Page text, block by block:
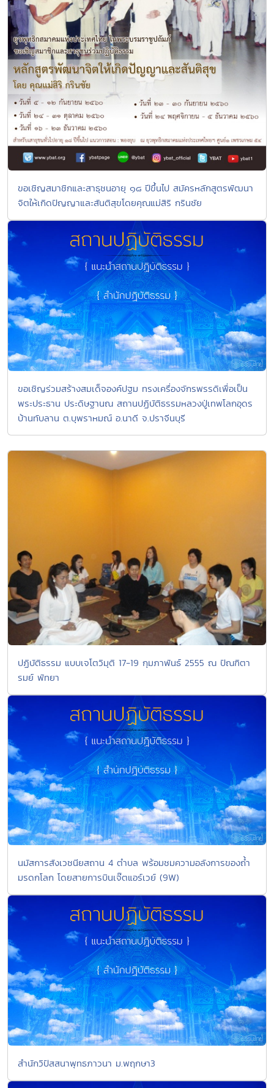
ขอเชิญสมาชิกและสาธุชนอายุ ๑๘ ปีขึ้นไป สมัครหลักสูตรพัฒนา
จิตให้เกิดปัญญาและสันติสุขโดยคุณแม่สิริ กรินชัย
ขอเชิญร่วมสร้างสมเด็จองค์ปฐม ทรงเครื่องจักรพรรดิเพื่อเป็น
พระประธาน ประดิษฐานณ สถานปฏิบัติธรรมหลวงปู่เทพโลกอุดร
บ้านทับลาน ต.บุพราหมณ์ อ.นาดี จ.ปราจีนบุรี
ปฏิบัติธรรม แบบเจโตวิมุติ 17-19 กุมภาพันธ์ 2555 ณ ปัณฑิตา
รมย์ พัทยา
นมัสการสังเวชนียสถาน 4 ตำบล พร้อมชมความอลังการของถ้ำ
มรดกโลก โดยสายการบินเจ๊ตแอร์เวย์ (9W)
สำนักวิปัสสนาพุทธภาวนา ม.พฤกษา3